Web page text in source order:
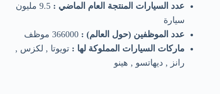
عدد السيارات المنتجة العام الماضي :
9.5 مليون
سيارة
عدد الموظفين (حول العالم) :
ماركات السيارات المملوكة لها : تويوتا , لكزس ,
رانز , ديهاتسو , هينو